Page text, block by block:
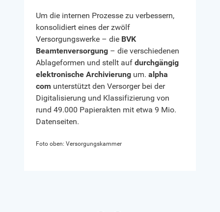
Um die internen Prozesse zu verbessern,
konsolidiert eines der zwölf
Versorgungswerke – die BVK
Beamtenversorgung – die verschiedenen
Ablageformen und stellt auf durchgängig
elektronische Archivierung um. alpha
com unterstützt den Versorger bei der
Digitalisierung und Klassifizierung von
rund 49.000 Papierakten mit etwa 9 Mio.
Datenseiten.
Foto oben: Versorgungskammer